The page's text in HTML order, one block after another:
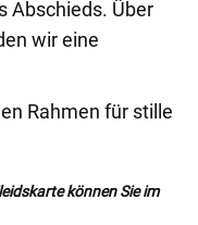
Abschieds. Über
wir eine
Rahmen für stille
können Sie im